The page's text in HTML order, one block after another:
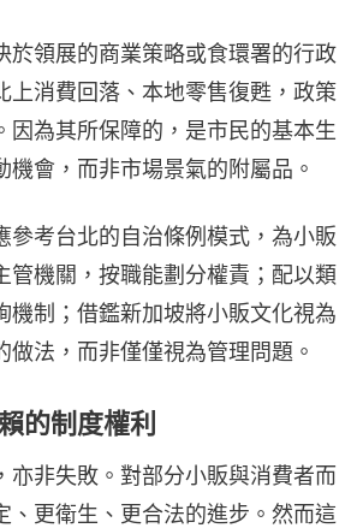
於領展的商業策略或食環署的行政
上消費回落、本地零售復甦，政策
因為其所保障的，是市民的基本生
機會，而非市場景氣的附屬品。
參考台北的自治條例模式，為小販
管機關，按職能劃分權責；配以類
機制；借鑑新加坡將小販文化視為
做法，而非僅僅視為管理問題。
的制度權利
亦非失敗。對部分小販與消費者而
、更衛生、更合法的進步。然而這